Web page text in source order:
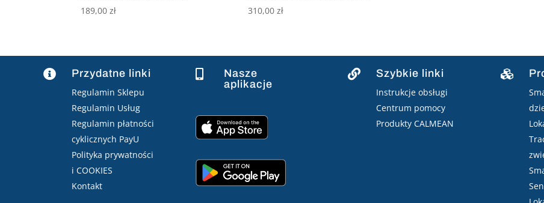
189,00zł 310,00zł
 Przydatne linki
Regulamin Sklepu
Regulamin Usług
Regulamin płatności
cyklicznych PayU
Polityka prywatności
i COOKIES
Kontakt

Nasze
aplikacje
 Szybkie linki
Instrukcje obsługi
Centrum pomocy
Produkty CALMEAN
